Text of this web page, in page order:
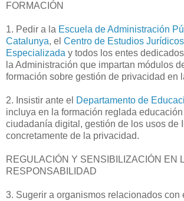
FORMACIÓN
1. Pedir a la Escuela de Administración
Catalunya, el Centro de Estudios
Especializada y todos los entes
la Administración que impartan módulos
formación sobre gestión de privacidad en
2. Insistir ante el Departamento de
incluya en la formación reglada
ciudadanía digital, gestión de los usos de
concretamente de la privacidad.
REGULACIÓN Y SENSIBILIZACIÓN EN
RESPONSABILIDAD
3. Sugerir a organismos relacionados con